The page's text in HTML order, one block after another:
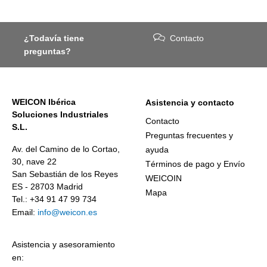
¿Todavía tiene
preguntas?
Contacto
WEICON Ibérica
Soluciones Industriales
S.L.
Av. del Camino de lo Cortao,
30, nave 22
San Sebastián de los Reyes
ES - 28703 Madrid
Tel.: +34 91 47 99 734
Email: info@weicon.es
Asistencia y asesoramiento
en:
Asistencia y contacto
Contacto
Preguntas frecuentes y
ayuda
Términos de pago y Envío
WEICOIN
Mapa